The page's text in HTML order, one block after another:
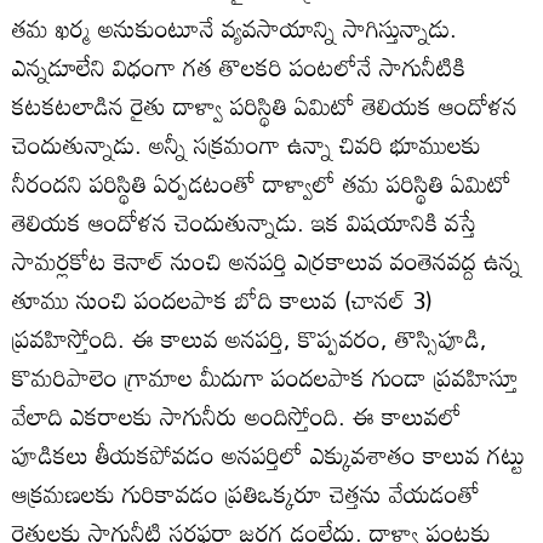
తమ ఖర్మ అనుకుంటూనే వ్యవసాయాన్ని సాగిస్తున్నాడు.
ఎన్నడూలేని విధంగా గత తొలకరి పంటలోనే సాగునీటికి
కటకటలాడిన రైతు దాళ్వా పరిస్థితి ఏమిటో తెలియక ఆందోళన
చెందుతున్నాడు. అన్నీ సక్రమంగా ఉన్నా చివరి భూములకు
నీరందని పరిస్థితి ఏర్పడటంతో దాళ్వాలో తమ పరిస్థితి ఏమిటో
తెలియక ఆందోళన చెందుతున్నాడు. ఇక విషయానికి వస్తే
సామర్లకోట కెనాల్‌ నుంచి అనపర్తి ఎర్రకాలువ వంతెనవద్ద ఉన్న
తూము నుంచి పందలపాక బోది కాలువ (చానల్‌ 3)
ప్రవహిస్తోంది. ఈ కాలువ అనపర్తి, కొప్పవరం, తొస్సిపూడి,
కొమరిపాలెం గ్రామాల మీదుగా పందలపాక గుండా ప్రవహిస్తూ
వేలాది ఎకరాలకు సాగునీరు అందిస్తోంది. ఈ కాలువలో
పూడికలు తీయకపోవడం అనపర్తిలో ఎక్కువశాతం కాలువ గట్టు
ఆక్రమణలకు గురికావడం ప్రతిఒక్కరూ చెత్తను వేయడంతో
రైతులకు సాగునీటి సరఫరా జరగ డంలేదు. దాళ్వా పంటకు